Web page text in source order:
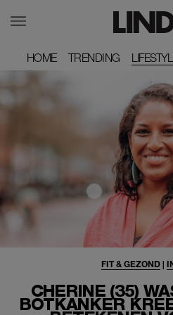
HOME
HOME TRENDING
TRENDING
CHERINE (35)
BOTKANKER
FIT & GEZOND|